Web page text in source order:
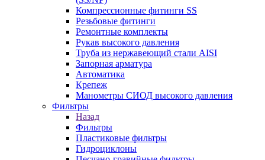
Компрессионные фитинги SS
Резьбовые фитинги
Ремонтные комплекты
Рукав высокого давления
Труба из нержавеющий стали AISI
Запорная арматура
Автоматика
Крепеж
Манометры СИОД высокого давления
Фильтры
Назад
Фильтры
Пластиковые фильтры
Гидроциклоны